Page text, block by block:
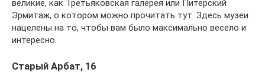
великие, как Третьяковская галерея или Питерский
Эрмитаж, о котором можно прочитать тут. Здесь музеи
нацелены на то, чтобы вам было максимально весело и
интересно.
Старый Арбат, 16